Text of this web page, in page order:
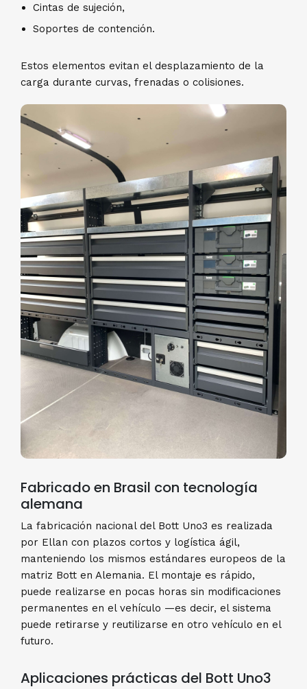
Cintas de sujeción,
Soportes de contención.
Estos elementos evitan el desplazamiento de la
carga durante curvas, frenadas o colisiones.
Fabricado en Brasil con tecnología
alemana
La fabricación nacional del Bott Uno3 es realizada
por Ellan con plazos cortos y logística ágil,
manteniendo los mismos estándares europeos de la
matriz Bott en Alemania. El montaje es rápido,
puede realizarse en pocas horas sin modificaciones
permanentes en el vehículo —es decir, el sistema
puede retirarse y reutilizarse en otro vehículo en el
futuro.
Aplicaciones prácticas del Bott Uno3